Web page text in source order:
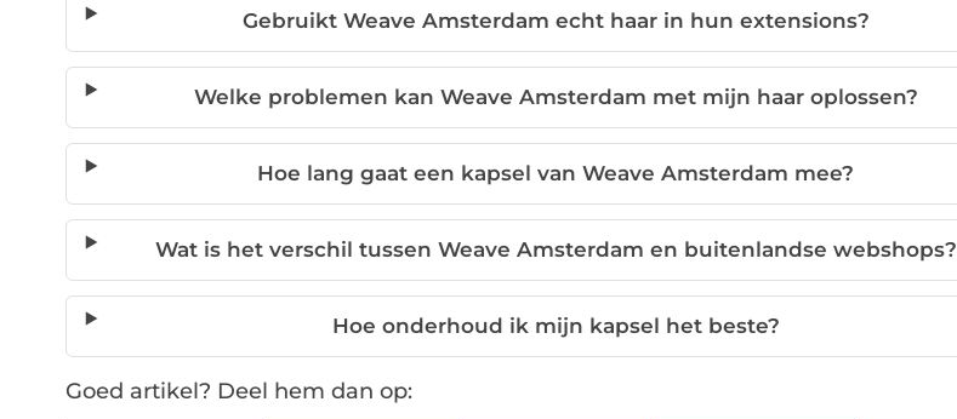
Gebruikt Weave Amsterdam echt haar in hun extensions?
Welke problemen kan Weave Amsterdam met mijn haar oplossen?
Hoe lang gaat een kapsel van Weave Amsterdam mee?
Wat is het verschil tussen Weave Amsterdam en buitenlandse webshops?
Hoe onderhoud ik mijn kapsel het beste?
Goed artikel? Deel hem dan op: